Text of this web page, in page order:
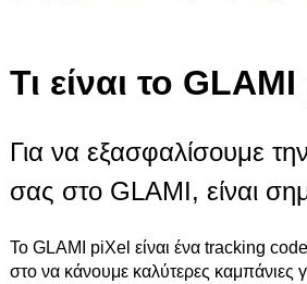
Τι είναι το
Για να εξασφαλίσουμε
σας στο GLAMI, είναι
Το GLAMI piXel είναι ένα tracking code
στο να κάνουμε καλύτερες καμπάνιες